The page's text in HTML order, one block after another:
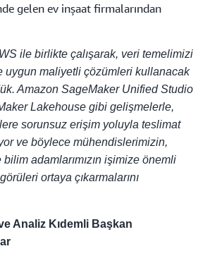
gelen ev inşaat firmalarından
ile birlikte çalışarak, veri temelimizi
uygun maliyetli çözümleri kullanacak
Amazon SageMaker Unified Studio
Lakehouse gibi gelişmelerle,
sorunsuz erişim yoluyla teslimat
ve böylece mühendislerimizin,
adamlarımızın işimize önemli
ortaya çıkarmalarını
Analiz Kıdemli Başkan